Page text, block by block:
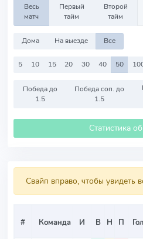
Весь
матч
Первый
тайм
Второй
тайм
Дома На выезде Все
5 10 15 20 30 40 50
Победа до
1.5
Победа соп. до
1.5
Статистика
Свайп вправо, чтобы увидеть
# Команда И В Н П